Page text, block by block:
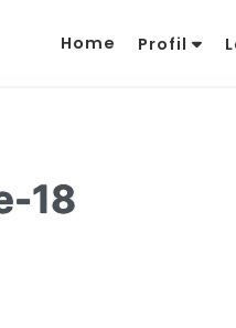
Home Profil
18